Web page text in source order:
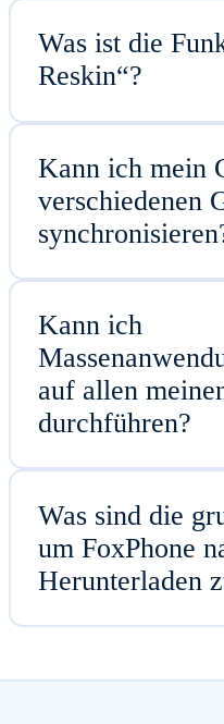
Was ist die
Reskin“?
Kann ich mein
verschiedenen
Kann ich
auf allen
durchführen?
Was sind die
um FoxPhone
Herunterladen